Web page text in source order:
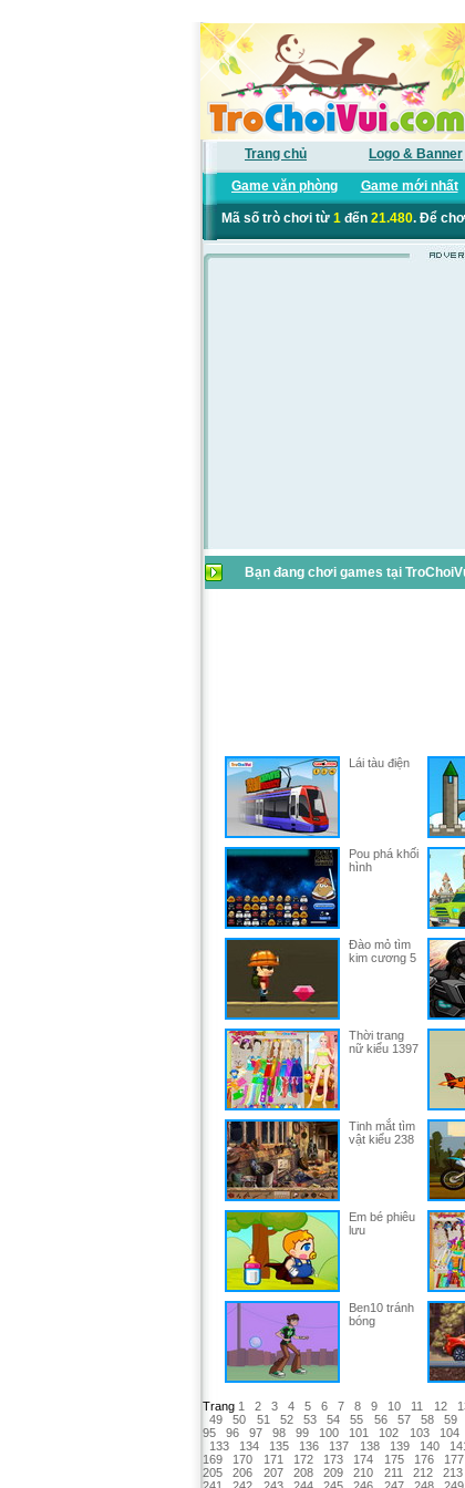
Trang chủ Logo & Banner
Game văn phòng
Game mới nhất
Mã số trò chơi từ 1đến 21.480. Để
Bạn đang chơi games tại
Lái tàu điện
Pou phá khối
hình
Đào mỏ tìm
kim cương 5
Thời trang
nữ kiểu 1397
Tinh mắt tìm
vật kiểu 238
Em bé phiêu
lưu
Ben10 tránh
bóng
Trang 1 2 3 4 5 6 7 8 9 10 11 12
49
50 51 52 53 54 55 56 57 58 59
95
96 97 98 99 100 101 102 103 104
133
134 135 136 137 138 139 140
169
170 171 172 173 174 175 176 177
205
206 207 208 209 210 211 212 213